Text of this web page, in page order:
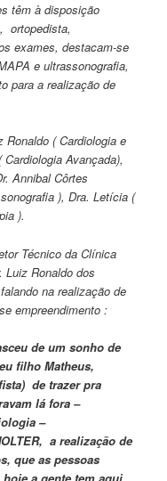
têm à disposição
ortopedista,
exames, destacam-se
e ultrassonografia,
para a realização de
Ronaldo ( Cardiologia e
Avançada),
Annibal Côrtes
), Dra. Letícia (
).
Técnico da Clínica
Luiz Ronaldo dos
na realização de
empreendimento :
de um sonho de
filho Matheus,
de trazer pra
lá fora –
–
a realização de
que as pessoas